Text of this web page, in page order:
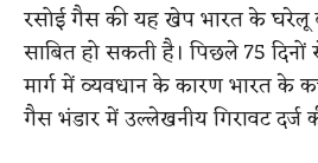
रसोई गैस की यह खेप भारत के घरेलू
साबित हो सकती है। पिछले 75 दिनों
मार्ग में व्यवधान के कारण भारत के
गैस भंडार में उल्लेखनीय गिरावट दर्ज